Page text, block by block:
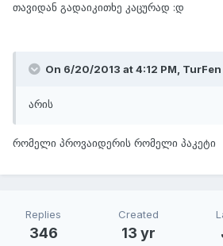
თავიდან გადაიკითხე კაცურად :დ
On 6/20/2013 at 4:12 PM,
არის
რომელი პროვაიდერის რომელი პაკეტი
Replies
346
Created
13 yr